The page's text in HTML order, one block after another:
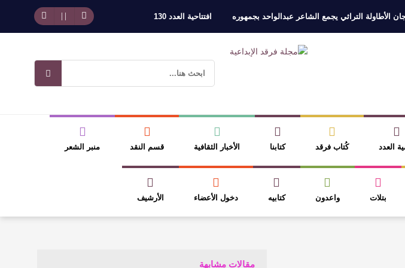
الأطاولة التراثي يجمع الشاعر عبدالواحد بجمهوره افتتاحية العدد 130
القيمة الأدبية بين استحقاق النص وسلطة الجائزة
العدد كُتاب فرقد كتابنا الأخبار الثقافية قسم النقد منبر الشعر
بتلات واعدون كتابيه دخول الأعضاء الأرشيف
مقالات مشابهة